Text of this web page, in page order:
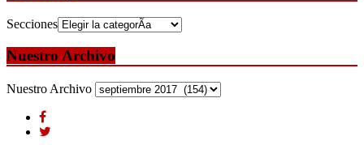
Secciones
Nuestro Archivo
Nuestro Archivo